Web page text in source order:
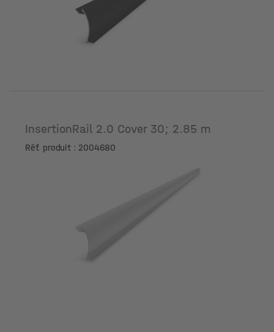
InsertionRail 2.0 Cover 30; 2.85 m
Réf. produit : 2004680